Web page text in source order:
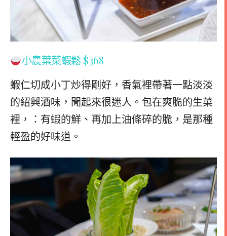
小農葉菜蝦鬆 $368
蝦仁切成小丁炒得剛好，香氣裡帶著一點淡淡
的紹興酒味，聞起來很迷人。包在爽脆的生菜
裡，：有蝦的鮮、再加上油條碎的脆，是那種
輕盈的好味道。